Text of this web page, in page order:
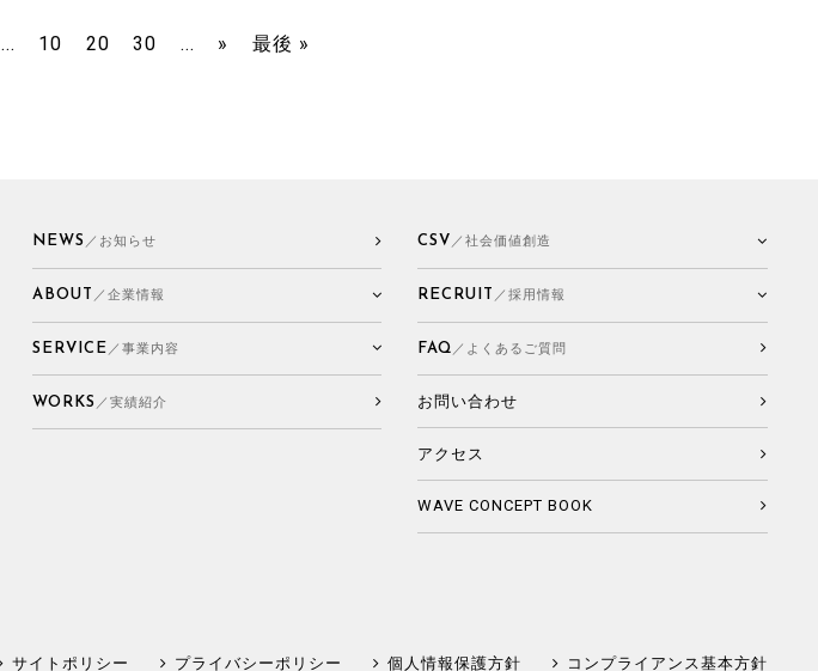
... 10 20 30 ... » 最後 »
NEWS ／お知らせ
ABOUT ／企業情報
SERVICE ／事業内容
WORKS ／実績紹介
CSV ／社会価値創造
RECRUIT ／採用情報
FAQ ／よくあるご質問
お問い合わせ
アクセス
WAVE CONCEPT BOOK
サイトポリシー プライバシーポリシー 個人情報保護方針 コンプライアンス基本方針